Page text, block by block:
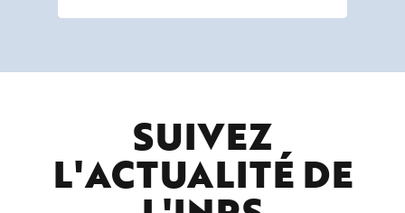
SUIVEZ
L'ACTUALITÉ DE